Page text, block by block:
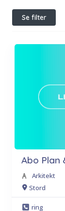
Se filter
Abo Plan
Arkitekt
Stord
ring